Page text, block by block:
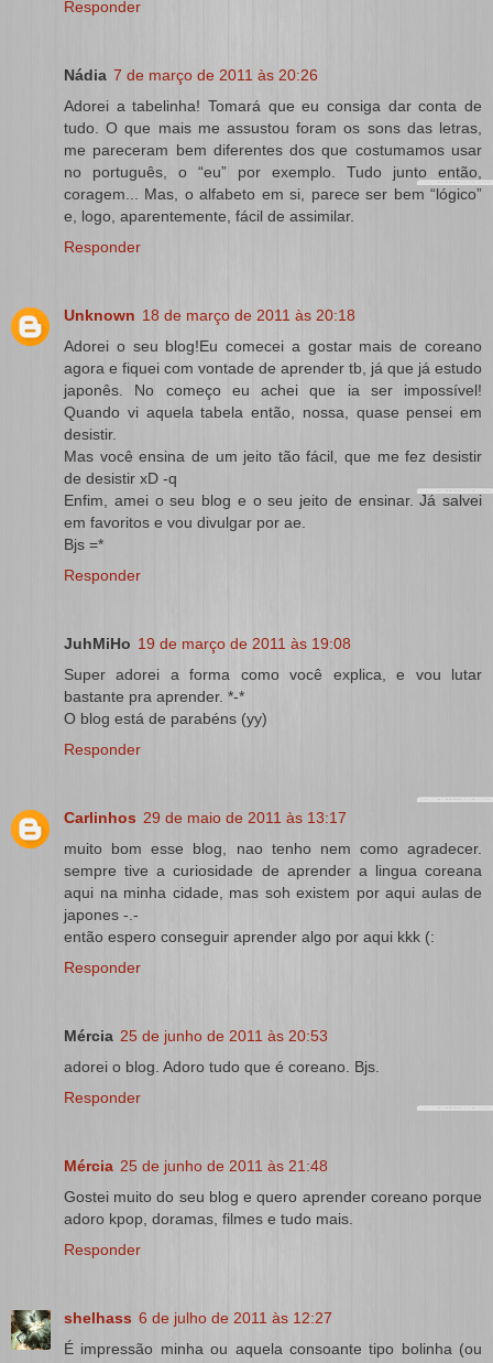
Responder
Nádia 7 de março de 2011 às 20:26
Adorei a tabelinha! Tomará que eu consiga dar conta de
tudo. O que mais me assustou foram os sons das letras,
me pareceram bem diferentes dos que costumamos usar
no português, o “eu” por exemplo. Tudo junto então,
coragem... Mas, o alfabeto em si, parece ser bem “lógico”
e, logo, aparentemente, fácil de assimilar.
Responder
Unknown 18 de março de 2011 às 20:18
Adorei o seu blog!Eu comecei a gostar mais de coreano
agora e fiquei com vontade de aprender tb, já que já estudo
japonês. No começo eu achei que ia ser impossível!
Quando vi aquela tabela então, nossa, quase pensei em
desistir.
Mas você ensina de um jeito tão fácil, que me fez desistir
de desistir xD -q
Enfim, amei o seu blog e o seu jeito de ensinar. Já salvei
em favoritos e vou divulgar por ae.
Bjs =*
Responder
JuhMiHo 19 de março de 2011 às 19:08
Super adorei a forma como você explica, e vou lutar
bastante pra aprender. *-*
O blog está de parabéns (yy)
Responder
Carlinhos 29 de maio de 2011 às 13:17
muito bom esse blog, nao tenho nem como agradecer.
sempre tive a curiosidade de aprender a lingua coreana
aqui na minha cidade, mas soh existem por aqui aulas de
japones -.-
então espero conseguir aprender algo por aqui kkk (:
Responder
Mércia 25 de junho de 2011 às 20:53
adorei o blog. Adoro tudo que é coreano. Bjs.
Responder
Mércia 25 de junho de 2011 às 21:48
Gostei muito do seu blog e quero aprender coreano porque
adoro kpop, doramas, filmes e tudo mais.
Responder
shelhass 6 de julho de 2011 às 12:27
É impressão minha ou aquela consoante tipo bolinha (ou